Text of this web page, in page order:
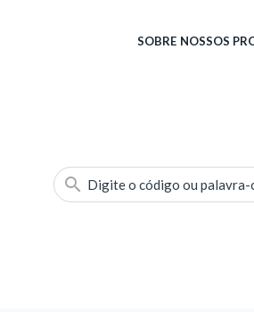
SOBRE NOSSOS
Digite o código ou palavra-